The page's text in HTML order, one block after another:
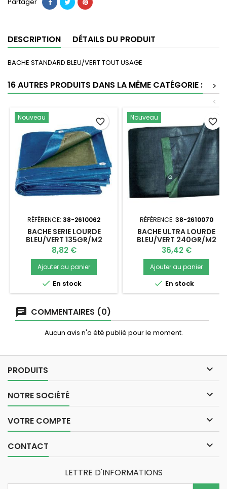
DESCRIPTION DÉTAILS DU PRODUIT
BACHE STANDARD BLEU/VERT TOUT USAGE
16 AUTRES PRODUITS DANS LA MÊME CATÉGORIE :
>
<
Nouveau
RÉFÉRENCE: 38-2610062
BACHE SERIE LOURDE
BLEU/VERT 135GR/M2
Prix
8,82 €
Ajouter au panier
 En stock
favorite_border Nouveau
RÉFÉRENCE: 38-2610070
BACHE ULTRA LOURDE
BLEU/VERT 240GR/M2
Prix
36,42 €
Ajouter au panier
 En stock
favorite_border
COMMENTAIRES (0)
Aucun avis n'a été publié pour le moment.
PRODUITS 
NOTRE SOCIÉTÉ 
VOTRE COMPTE 
CONTACT 
LETTRE D'INFORMATIONS